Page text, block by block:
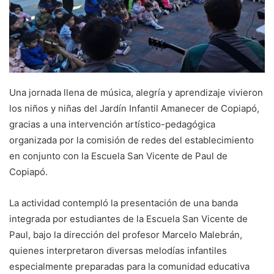
Una jornada llena de música, alegría y aprendizaje vivieron
los niños y niñas del Jardín Infantil Amanecer de Copiapó,
gracias a una intervención artístico-pedagógica
organizada por la comisión de redes del establecimiento
en conjunto con la Escuela San Vicente de Paul de
Copiapó.
La actividad contempló la presentación de una banda
integrada por estudiantes de la Escuela San Vicente de
Paul, bajo la dirección del profesor Marcelo Malebrán,
quienes interpretaron diversas melodías infantiles
especialmente preparadas para la comunidad educativa